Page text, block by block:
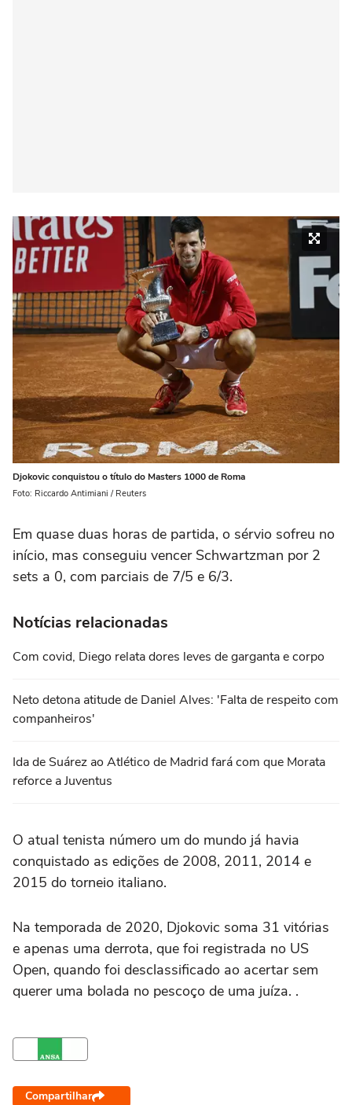
Djokovic conquistou o título do Masters 1000 de Roma
Foto: Riccardo Antimiani / Reuters
Em quase duas horas de partida, o sérvio sofreu no
início, mas conseguiu vencer Schwartzman por 2
sets a 0, com parciais de 7/5 e 6/3.
Notícias relacionadas
Com covid, Diego relata dores leves de garganta e corpo
Neto detona atitude de Daniel Alves: 'Falta de respeito com
companheiros'
Ida de Suárez ao Atlético de Madrid fará com que Morata
reforce a Juventus
O atual tenista número um do mundo já havia
conquistado as edições de 2008, 2011, 2014 e
2015 do torneio italiano.
Na temporada de 2020, Djokovic soma 31 vitórias
e apenas uma derrota, que foi registrada no US
Open, quando foi desclassificado ao acertar sem
querer uma bolada no pescoço de uma juíza. .
Compartilhar